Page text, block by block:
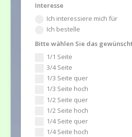
Interesse
Ich interessiere mich für
Ich bestelle
Bitte wählen Sie das
1/1 Seite
3/4 Seite
1/3 Seite quer
1/3 Seite hoch
1/2 Seite quer
1/2 Seite hoch
1/4 Seite quer
1/4 Seite hoch